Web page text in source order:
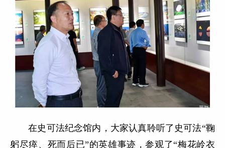
在史可法纪念馆内，大家认真聆听了史可法“鞠
躬尽瘁、死而后已”的英雄事迹，参观了“梅花岭衣